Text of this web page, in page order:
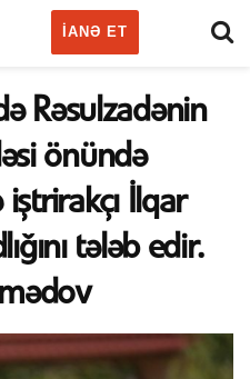
IANƏ ET
Rəsulzadənin
önündə
İlqar
tələb edir.